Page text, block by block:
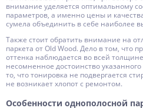
внимание уделяется оптимальному
параметров, а именно цены и
сумела объединить в себе наиболее
Также стоит обратить внимание на
паркета от Old Wood. Дело в том, что
оттенка наблюдается во всей
несомненное достоинство
то, что тонировка не подвергается
не возникает хлопот с ремонтом.
Особенности однополосной